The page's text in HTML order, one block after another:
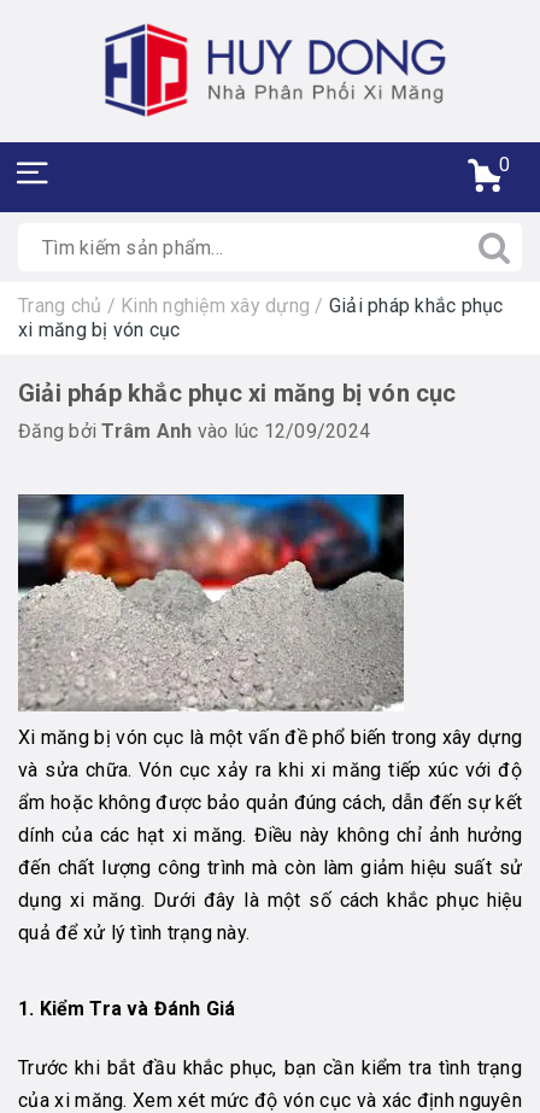
0
Trang chủ / Kinh nghiệm xây dựng / Giải pháp khắc phục
xi măng bị vón cục
Giải pháp khắc phục xi măng bị vón cục
Đăng bởiTrâm Anh vào lúc 12/09/2024
Xi măng bị vón cục là một vấn đề phổ biến trong xây dựng
và sửa chữa. Vón cục xảy ra khi xi măng tiếp xúc với độ
ẩm hoặc không được bảo quản đúng cách, dẫn đến sự kết
dính của các hạt xi măng. Điều này không chỉ ảnh hưởng
đến chất lượng công trình mà còn làm giảm hiệu suất sử
dụng xi măng. Dưới đây là một số cách khắc phục hiệu
quả để xử lý tình trạng này.
1. Kiểm Tra và Đánh Giá
Trước khi bắt đầu khắc phục, bạn cần kiểm tra tình trạng
của xi măng. Xem xét mức độ vón cục và xác định nguyên